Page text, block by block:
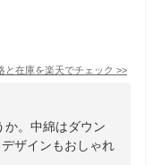
と在庫を楽天でチェック >>
か。中綿はダウン
ザインもおしゃれ